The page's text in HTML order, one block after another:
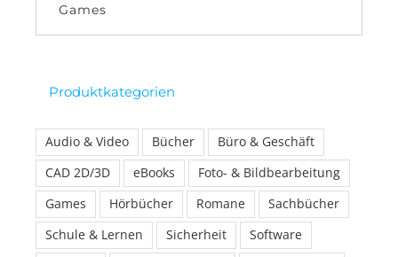
Games
Produktkategorien
Audio & Video Bücher
Büro & Geschäft
CAD 2D/3D
eBooks
Foto- & Bildbearbeitung
Games
Hörbücher Romane
Sachbücher
Schule & Lernen
Sicherheit
Software